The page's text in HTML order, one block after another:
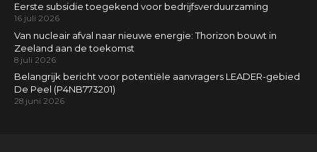
Eerste subsidie toegekend voor bedrijfsverduurzaming
16 juli 2026
Van nucleair afval naar nieuwe energie: Thorizon bouwt in
Zeeland aan de toekomst
8 juli 2026
Belangrijk bericht voor potentiële aanvragers LEADER-gebied
De Peel (P4NB773201)
28 juni 2026